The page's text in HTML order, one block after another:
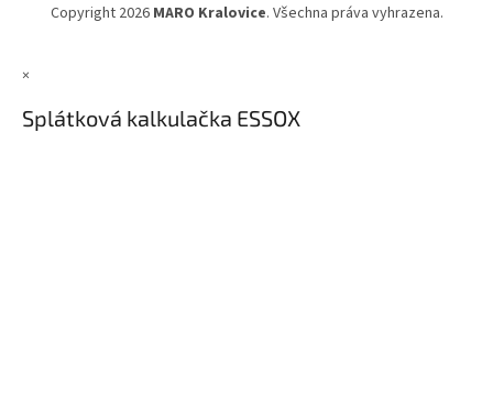
Copyright 2026 MARO Kralovice. Všechna práva vyhrazena.
×
Splátková kalkulačka ESSOX